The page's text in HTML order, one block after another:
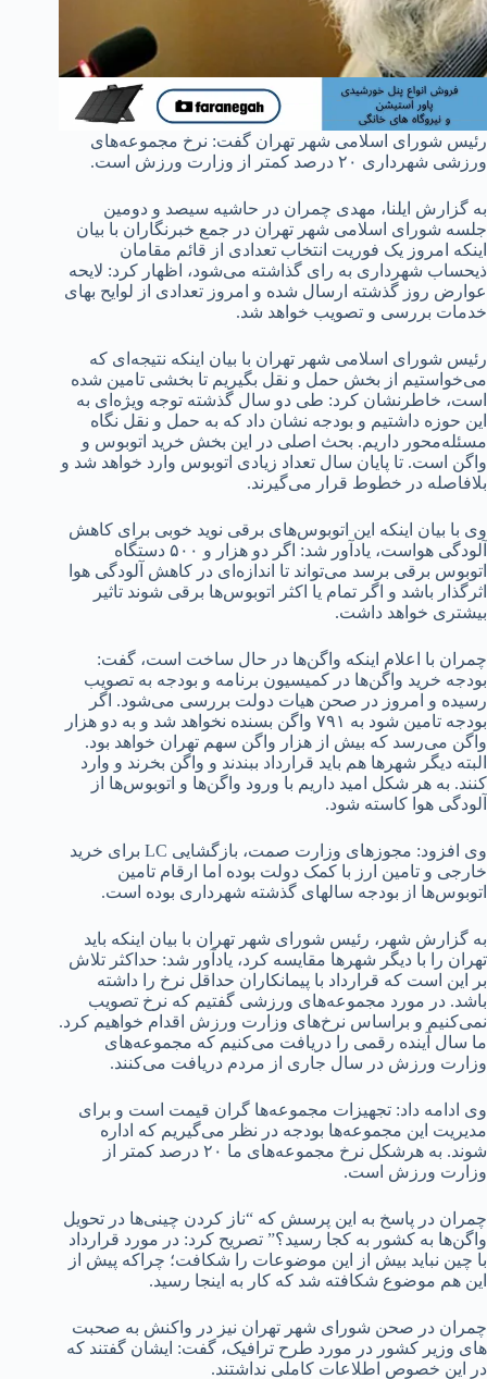
رئیس شورای اسلامی شهر تهران گفت: نرخ مجموعه‌های
ورزشی شهرداری ۲۰ درصد کمتر از وزارت ورزش است.
به گزارش ایلنا، مهدی چمران در حاشیه سیصد و دومین
جلسه شورای اسلامی شهر تهران در جمع خبرنگاران با بیان
اینکه امروز یک فوریت انتخاب تعدادی از قائم مقامان
ذیحساب شهرداری به رای گذاشته می‌شود، اظهار کرد: لایحه
عوارض روز گذشته ارسال شده و امروز تعدادی از لوایح بهای
خدمات بررسی و تصویب خواهد شد.
رئیس شورای اسلامی شهر تهران با بیان اینکه نتیجه‌ای که
می‌خواستیم از بخش حمل و نقل بگیریم تا بخشی تامین شده
است، خاطرنشان کرد: طی دو سال گذشته توجه ویژه‌ای به
این حوزه داشتیم و بودجه نشان داد که به حمل و نقل نگاه
مسئله‌محور داریم. بحث اصلی در این بخش خرید اتوبوس و
واگن است. تا پایان سال تعداد زیادی اتوبوس وارد خواهد شد و
بلافاصله در خطوط قرار می‌گیرند.
وی با بیان اینکه این اتوبوس‌های برقی نوید خوبی برای کاهش
آلودگی هواست، یادآور شد: اگر دو هزار و ۵۰۰ دستگاه
اتوبوس برقی برسد می‌تواند تا اندازه‌ای در کاهش آلودگی هوا
اثرگذار باشد و اگر تمام یا اکثر اتوبوس‌ها برقی شوند تاثیر
بیشتری خواهد داشت.
چمران با اعلام اینکه واگن‌ها در حال ساخت است، گفت:
بودجه خرید واگن‌ها در کمیسیون برنامه و بودجه به تصویب
رسیده و امروز در صحن هیات دولت بررسی می‌شود. اگر
بودجه تامین شود به ۷۹۱ واگن بسنده نخواهد شد و به دو هزار
واگن می‌رسد که بیش از هزار واگن سهم تهران خواهد بود.
البته دیگر شهرها هم باید قرارداد ببندند و واگن بخرند و وارد
کنند. به هر شکل امید داریم با ورود واگن‌ها و اتوبوس‌ها از
آلودگی هوا کاسته شود.
وی افزود: مجوزهای وزارت صمت، بازگشایی LC برای خرید
خارجی و تامین ارز با کمک دولت بوده اما ارقام تامین
اتوبوس‌ها از بودجه سالهای گذشته شهرداری بوده است.
به گزارش شهر، رئیس شورای شهر تهران با بیان اینکه باید
تهران را با دیگر شهرها مقایسه کرد، یادآور شد: حداکثر تلاش
بر این است که قرارداد با پیمانکاران حداقل نرخ را داشته
باشد. در مورد مجموعه‌های ورزشی گفتیم که نرخ تصویب
نمی‌کنیم و براساس نرخ‌های وزارت ورزش اقدام خواهیم کرد.
ما سال آینده رقمی را دریافت می‌کنیم که مجموعه‌های
وزارت ورزش در سال جاری از مردم دریافت می‌کنند.
وی ادامه داد: تجهیزات مجموعه‌ها گران قیمت است و برای
مدیریت این مجموعه‌ها بودجه در نظر می‌گیریم که اداره
شوند. به هرشکل نرخ مجموعه‌های ما ۲۰ درصد کمتر از
وزارت ورزش است.
چمران در پاسخ به این پرسش که “ناز کردن چینی‌ها در تحویل
واگن‌ها به کشور به کجا رسید؟” تصریح کرد: در مورد قرارداد
با چین نباید بیش از این موضوعات را شکافت؛ چراکه پیش از
این هم موضوع شکافته شد که کار به اینجا رسید.
چمران در صحن شورای شهر تهران نیز در واکنش به صحبت
های وزیر کشور در مورد طرح ترافیک، گفت: ایشان گفتند که
در این خصوص اطلاعات کاملی نداشتند.